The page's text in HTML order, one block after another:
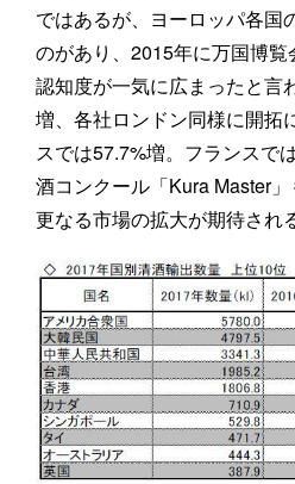
ではあるが、ヨーロッパ各国
のがあり、2015年に万国博
認知度が一気に広まったと言
増、各社ロンドン同様に開拓
スでは57.7%増。フランスで
酒コンクール「Kura Master」
更なる市場の拡大が期待される